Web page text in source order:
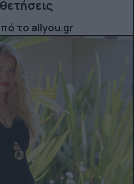
το allyou.gr